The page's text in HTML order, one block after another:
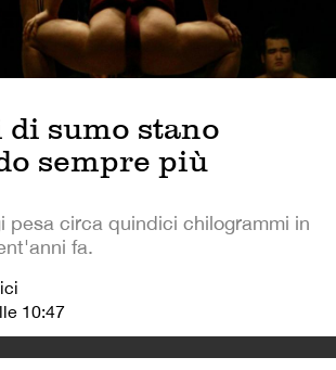
sumo stano
sempre più
pesa circa quindici chilogrammi in
fa.
10:47